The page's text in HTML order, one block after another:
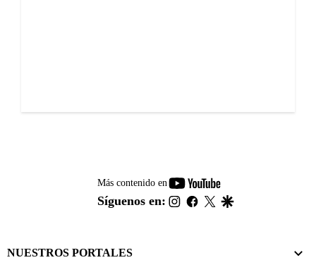
Más contenido en
youtube-
footer
Síguenos en: instagram
facebook
twitter
NUESTROS PORTALES